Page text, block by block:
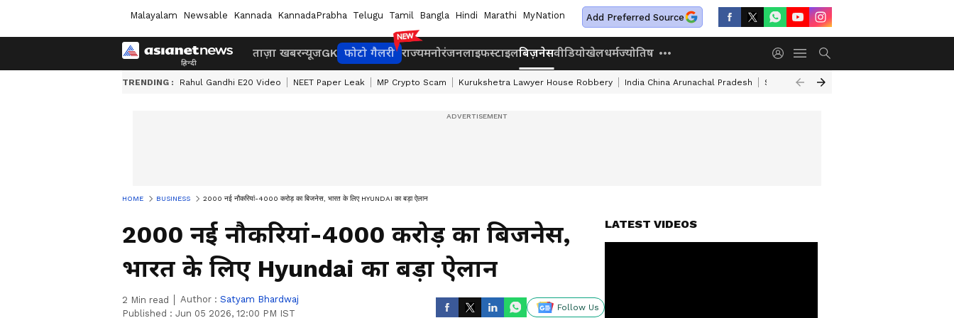
Malayalam Newsable Kannada KannadaPrabha Telugu Tamil Bangla Hindi Marathi MyNation Add Preferred Source
ताज़ा खबरन्यूजGK फोटो गैलरी राज्यमनोरंजनलाइफस्टाइलबिज़नेसवीडियोखेलधर्मज्योतिष
TRENDING : Rahul Gandhi E20 Video NEET Paper Leak MP Crypto Scam Kurukshetra Lawyer House Robbery India China Arunachal Pradesh Saudi Turkey Pakistan Defense Pact
HOME BUSINESS 2000 नई नौकरियां-4000 करोड़ का बिजनेस, भारत के लिए HYUNDAI का बड़ा ऐलान
2000 नई नौकरियां-4000 करोड़ का बिजनेस,
भारत के लिए Hyundai का बड़ा ऐलान
2 Min read Author : Satyam Bhardwaj
Published : Jun 05 2026, 12:00 PM IST
Follow Us
LATEST VIDEOS